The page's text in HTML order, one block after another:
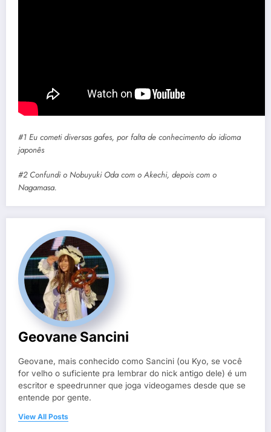
#1 Eu cometi diversas gafes, por falta de conhecimento do idioma
japonês
#2 Confundi o Nobuyuki Oda com o Akechi, depois com o
Nagamasa.
Geovane Sancini
Geovane, mais conhecido como Sancini (ou Kyo, se você
for velho o suficiente pra lembrar do nick antigo dele) é um
escritor e speedrunner que joga videogames desde que se
entende por gente.
View All Posts